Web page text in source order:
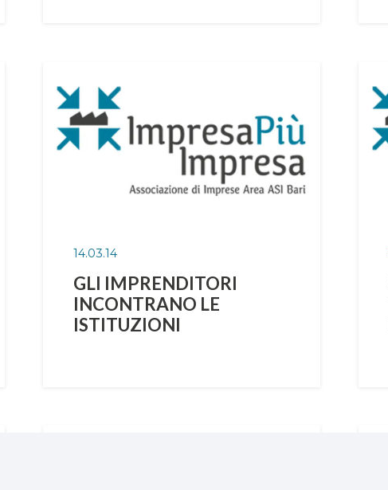
14.03.14
GLI IMPRENDITORI
INCONTRANO LE
ISTITUZIONI